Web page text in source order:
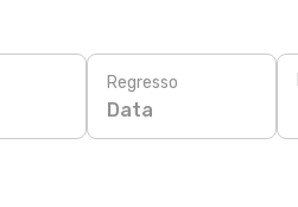
Regresso
Data